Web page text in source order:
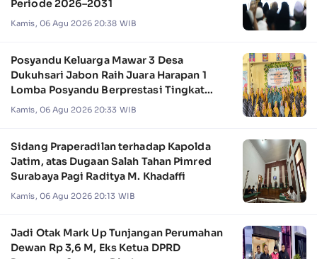
Periode 2026–2031
Kamis, 06 Agu 2026 20:38 WIB
Posyandu Keluarga Mawar 3 Desa
Dukuhsari Jabon Raih Juara Harapan 1
Lomba Posyandu Berprestasi Tingkat
Jawa Timur 2026
Kamis, 06 Agu 2026 20:33 WIB
Sidang Praperadilan terhadap Kapolda
Jatim, atas Dugaan Salah Tahan Pimred
Surabaya Pagi Raditya M. Khadaffi
Kamis, 06 Agu 2026 20:13 WIB
Jadi Otak Mark Up Tunjangan Perumahan
Dewan Rp 3,6 M, Eks Ketua DPRD